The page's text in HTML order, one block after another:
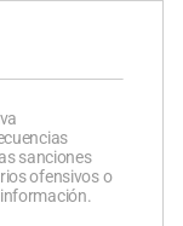
sanciones
ofensivos o